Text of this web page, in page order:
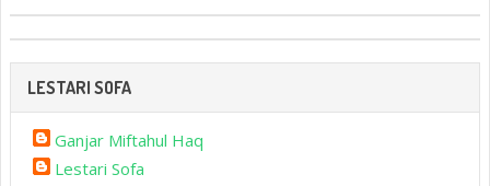
LESTARI SOFA
Ganjar Miftahul Haq
Lestari Sofa